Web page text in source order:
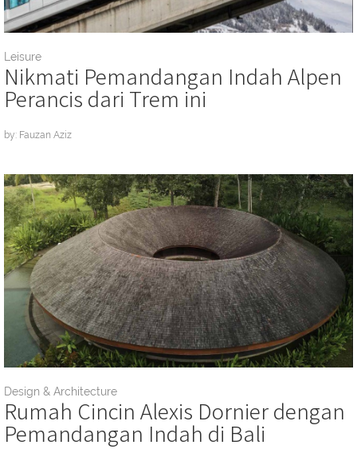
Leisure
Nikmati Pemandangan Indah Alpen
Perancis dari Trem ini
by: Fauzan Aziz
Design & Architecture
Rumah Cincin Alexis Dornier dengan
Pemandangan Indah di Bali